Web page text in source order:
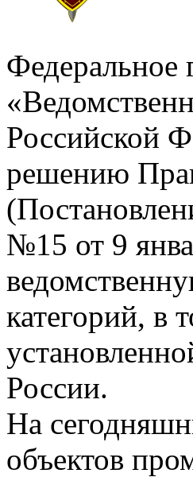
Федеральное
Российской
решению
№15 от 9
категорий, в
России.
На
объектов